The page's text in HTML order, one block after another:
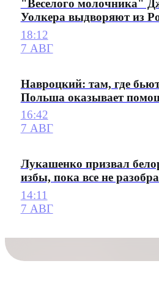
"Веселого молочника"
Уолкера выдворяют из
18:12
7 АВГ
Навроцкий: там, где
Польша оказывает
16:42
7 АВГ
Лукашенко призвал
избы, пока все не
14:11
7 АВГ